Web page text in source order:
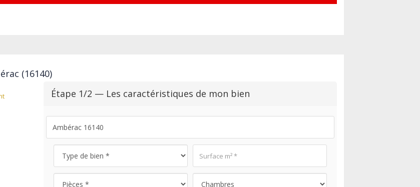
(16140)
Étape 1/2 — Les caractéristiques de mon bien